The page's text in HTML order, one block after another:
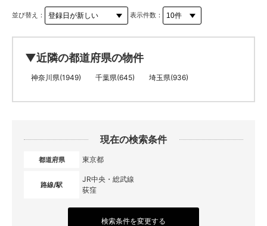
並び替え： 表示件数：
▼近隣の都道府県の物件
神奈川県(1949) 千葉県(645) 埼玉県(936)
現在の検索条件
都道府県 東京都
路線/駅
JR中央・総武線
荻窪
検索条件を変更する